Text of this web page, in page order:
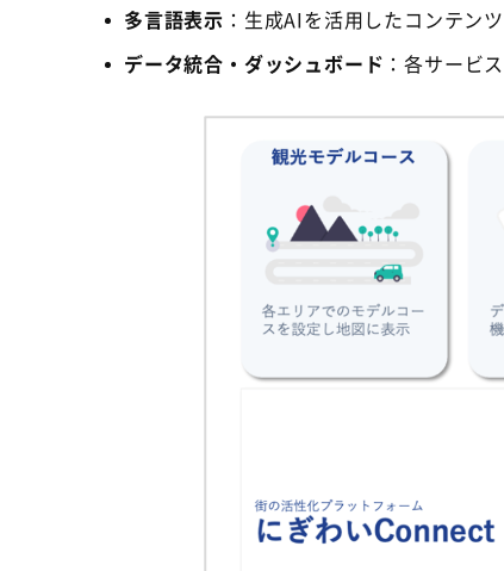
多言語表示 ：生成AIを活用したコンテン
データ統合・ダッシュボード ：各サービ